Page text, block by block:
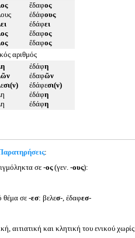
ος
ει
ος
ος
ἔδαφος
ἐδάφους
ἐδάφει
ἔδαφος
ἔδαφος
αριθμός
η
ῶν
σι(ν)
ἐδάφη
ἐδαφῶν
ἐδάφεσι(ν)
ἐδάφη
ἐδάφη
:
σε -ος(γεν. -ους):
θέμα σε -εσ: βελεσ-, ἐδαφεσ-
αιτιατική και κλητική του ενικού χωρίς